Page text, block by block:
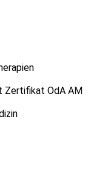
Zertifikat OdA AM